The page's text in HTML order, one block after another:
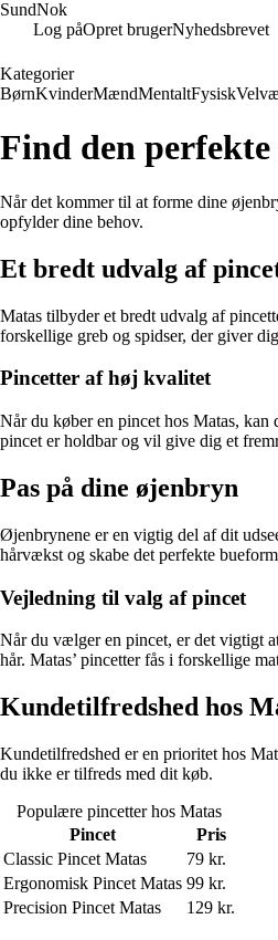
SundNok
Log påOpret brugerNyhedsbrevet
Kategorier
BørnKvinderMændMentaltFysisk
Find den
Når det kommer til at forme dine
opfylder dine behov.
Et bredt udvalg af
Matas tilbyder et bredt udvalg af
forskellige greb og spidser, der giver
Pincetter af høj kvalitet
Når du køber en pincet hos Matas,
pincet er holdbar og vil give dig et
Pas på dine øjenbryn
Øjenbrynene er en vigtig del af dit
hårvækst og skabe det perfekte
Vejledning til valg af pincet
Når du vælger en pincet, er det vigtigt
hår. Matas’ pincetter fås i forskellige
Kundetilfredshed hos
Kundetilfredshed er en prioritet hos
du ikke er tilfreds med dit køb.
Populære pincetter hos Matas
Pincet
Pris
Classic Pincet Matas
79 kr.
Ergonomisk Pincet Matas 99 kr.
Precision Pincet Matas
129 kr.